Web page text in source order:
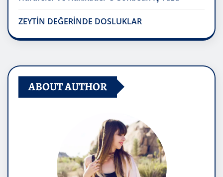
ZEYTİN DEĞERİNDE DOSLUKLAR
ABOUT AUTHOR